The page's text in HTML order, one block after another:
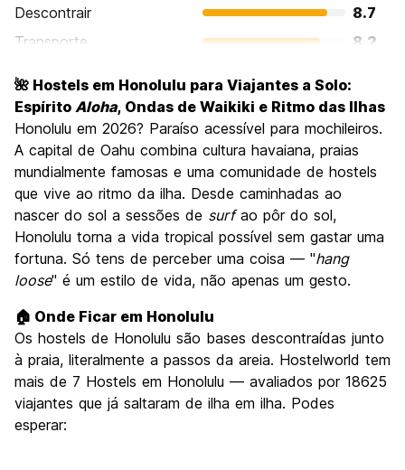
Descontrair
8.7
Transporte
8.2
Cultura
7.6
Festas / vida noturna
7.6
Custo-beneficio
6.8
🌺 Hostels em Honolulu para Viajantes a Solo:
Espírito Aloha, Ondas de Waikiki e Ritmo das Ilhas
Honolulu em 2026? Paraíso acessível para mochileiros.
A capital de Oahu combina cultura havaiana, praias
mundialmente famosas e uma comunidade de hostels
que vive ao ritmo da ilha. Desde caminhadas ao
nascer do sol a sessões de surfao pôr do sol,
Honolulu torna a vida tropical possível sem gastar uma
fortuna. Só tens de perceber uma coisa — "hang
loose" é um estilo de vida, não apenas um gesto.
🏠 Onde Ficar em Honolulu
Os hostels de Honolulu são bases descontraídas junto
à praia, literalmente a passos da areia. Hostelworld tem
mais de 7 Hostels em Honolulu — avaliados por 18625
viajantes que já saltaram de ilha em ilha. Podes
esperar: